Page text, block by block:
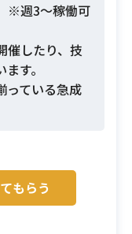
※週3〜稼働可
催したり、技
す。
っている急成
もらう